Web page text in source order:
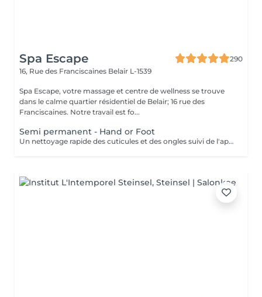
Spa Escape
290
16, Rue des Franciscaines Belair L-1539
Spa Escape, votre massage et centre de wellness se trouve
dans le calme quartier résidentiel de Belair; 16 rue des
Franciscaines. Notre travail est fo...
Semi permanent - Hand or Foot
Un nettoyage rapide des cuticules et des ongles suivi de l'application d'un vernis à ongles semi-permanent de votre choix.